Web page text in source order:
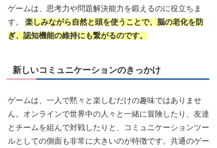
ゲームは、思考力や問題解決能力を鍛えるのに役立ちま
す。 楽しみながら自然と頭を使うことで、脳の老化を防
ぎ、認知機能の維持にも繋がるのです。
新しいコミュニケーションのきっかけ
ゲームは、一人で黙々と楽しむだけの趣味ではありませ
ん。オンラインで世界中の人々と一緒に冒険したり、友達
とチームを組んで対戦したりと、コミュニケーションツー
ルとしての側面も非常に大きいのが特徴です。共通のゲー